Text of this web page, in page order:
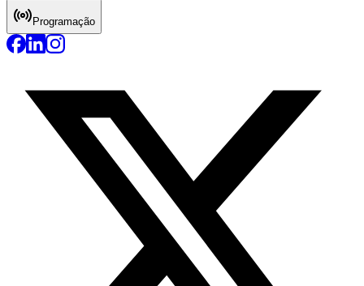
Programação